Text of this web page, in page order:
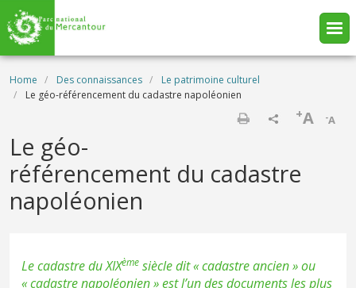
Skip to main content
Breadcrumb
Home Des connaissances
Le patrimoine culturel
Le géo-référencement du cadastre napoléonien
-A
+A
Le géo-
référencement du cadastre
napoléonien
Le cadastre du XIXème siècle dit « cadastre ancien » ou
« cadastre napoléonien » est l’un des documents les plus